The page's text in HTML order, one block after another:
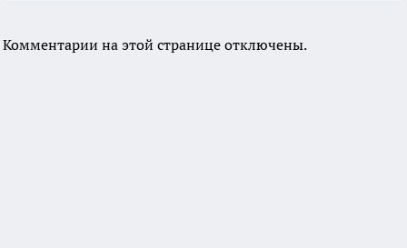
Комментарии на этой странице отключены.